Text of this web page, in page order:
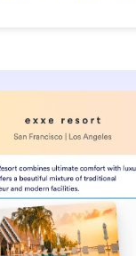
Mehr erfahren: